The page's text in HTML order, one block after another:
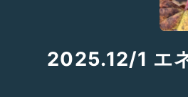
2025.12/1 エ